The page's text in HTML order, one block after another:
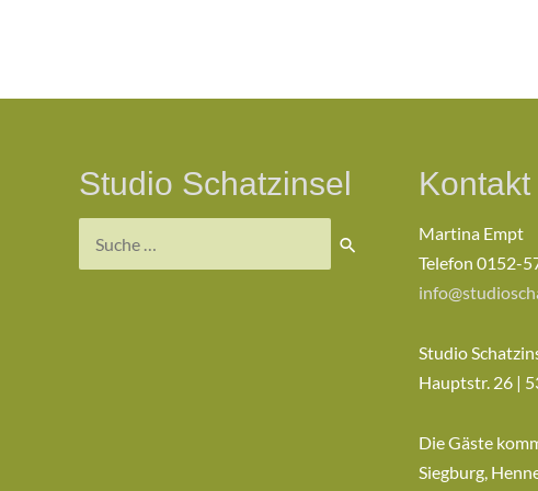
Studio Schatzinsel Kontakt
Martina Empt
Telefon 0152-
Studio
Hauptstr. 26 |
Die Gäste
Siegburg,